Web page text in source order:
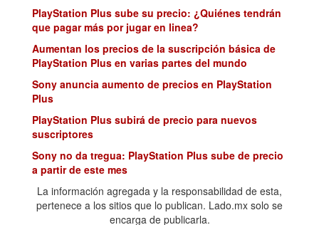
PlayStation Plus sube su precio: ¿Quiénes tendrán
que pagar más por jugar en linea?
Aumentan los precios de la suscripción básica de
PlayStation Plus en varias partes del mundo
Sony anuncia aumento de precios en PlayStation
Plus
PlayStation Plus subirá de precio para nuevos
suscriptores
Sony no da tregua: PlayStation Plus sube de precio
a partir de este mes
El precio de la suscripción de PlayStation Plus
aumentará esta misma semana para los nuevos
La información agregada y la responsabilidad de esta,
pertenece a los sitios que lo publican. Lado.mx solo se
encarga de publicarla.